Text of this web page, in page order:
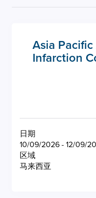
Asia
Infarction
日期
10/09/2026 - 12/09/
区域
马来西亚